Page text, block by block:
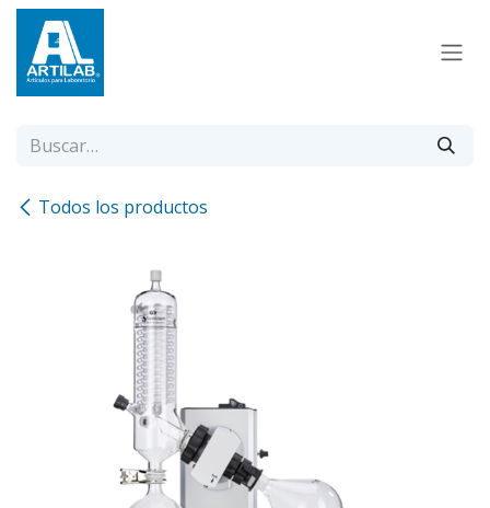
Ir al contenido
Todos los productos